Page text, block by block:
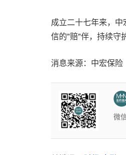
成立二十七年来，
信的"赔"伴，持续守
消息来源：中宏保险
微